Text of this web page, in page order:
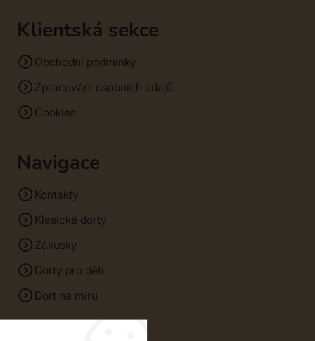
Klientská sekce
Obchodní podmínky
Zpracování osobních údajů
Cookies
Navigace
Kontakty
Klasické dorty
Zákusky
Dorty pro děti
Dort na míru